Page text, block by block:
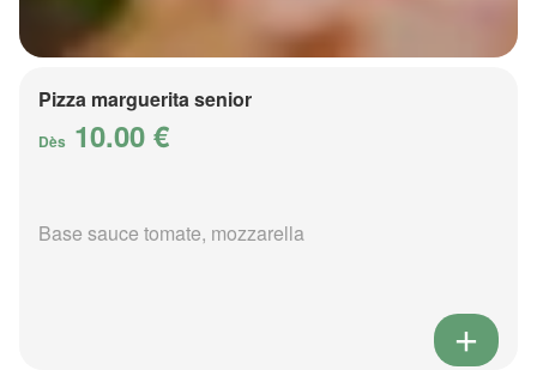
Pizza marguerita senior
Dès 10.00 €
Base sauce tomate, mozzarella